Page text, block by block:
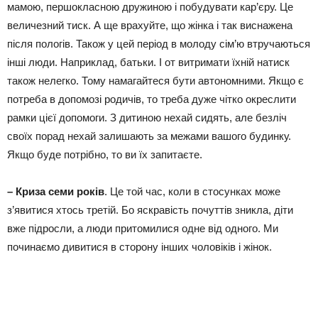
мамою, першокласною дружиною і побудувати кар’єру. Це
величезний тиск. А ще врахуйте, що жінка і так виснажена
після пологів. Також у цей період в молоду сім’ю втручаються
інші люди. Наприклад, батьки. І от витримати їхній натиск
також нелегко. Тому намагайтеся бути автономними. Якщо є
потреба в допомозі родичів, то треба дуже чітко окреслити
рамки цієї допомоги. З дитиною нехай сидять, але безліч
своїх порад нехай залишають за межами вашого будинку.
Якщо буде потрібно, то ви їх запитаєте.
– Криза семи років. Це той час, коли в стосунках може
з’явитися хтось третій. Бо яскравість почуттів зникла, діти
вже підросли, а люди притомилися одне від одного. Ми
починаємо дивитися в сторону інших чоловіків і жінок.